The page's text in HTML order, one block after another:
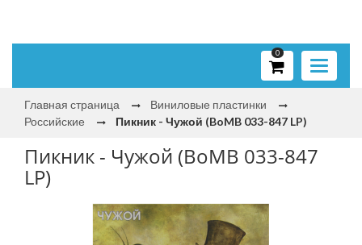
Toggle
0
Главная страница
Виниловые пластинки
Российские
Пикник - Чужой (BoMB 033-847 LP)
Пикник - Чужой (BoMB 033-847
LP)